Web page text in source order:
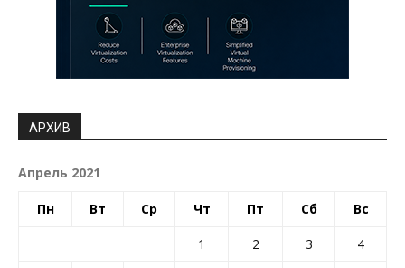
АРХИВ
Апрель 2021
Пн Вт Ср Чт Пт Сб Вс
1 2 3
4